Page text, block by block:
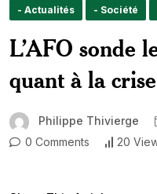
- Actualités - Société
L’AFO sonde
quant à la
Philippe Thivierge
0 Comments
20